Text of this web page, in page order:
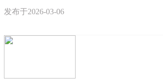
发布于2026-03-06